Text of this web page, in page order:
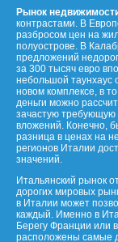
Рынок
контрастами. В
разбросом цен на
полуострове. В
предложений
за 300 тысяч евро
небольшой таунхаус
новом комплексе, в
деньги можно
зачастую
вложений. Конечно,
разница в ценах на
регионов Италии
значений.
Итальянский рынок
дорогих мировых
в Италии может
каждый. Именно в
Берегу Франции или
расположены самые